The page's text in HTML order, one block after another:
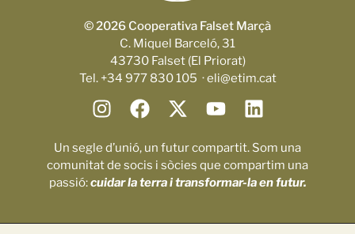
© 2026 Cooperativa Falset Marçà
C. Miquel Barceló, 31
43730 Falset (El Priorat)
Tel. +34 977 830 105 · eli@etim.cat
Un segle d’unió, un futur compartit. Som una
comunitat de socis i sòcies que compartim una
passió:cuidar la terra i transformar-la en futur.